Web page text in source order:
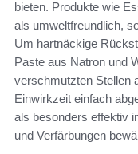
bieten. Produkte wie
als umweltfreundlich,
Um hartnäckige
Paste aus Natron und
verschmutzten Stellen
Einwirkzeit einfach
als besonders effektiv
und Verfärbungen